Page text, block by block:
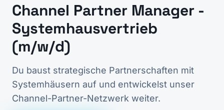
Channel Partner Manager -
Systemhausvertrieb
(m/w/d)
Du baust strategische Partnerschaften mit
Systemhäusern auf und entwickelst unser
Channel-Partner-Netzwerk weiter.